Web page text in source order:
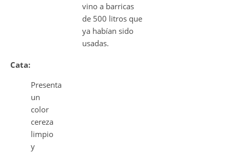
vino a barricas
de 500 litros que
ya habían sido
usadas.
Cata:
Presenta
un
color
cereza
limpio
y